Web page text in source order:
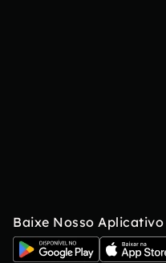
Baixe Nosso Aplicativo